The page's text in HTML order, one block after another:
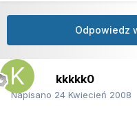
Odpowiedz
kkkkk0
Napisano 24 Kwiecień 2008